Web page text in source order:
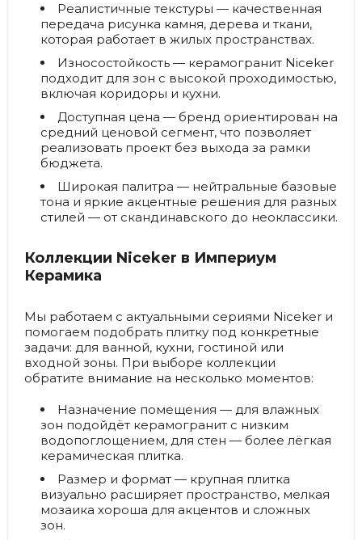
Реалистичные текстуры — качественная
передача рисунка камня, дерева и ткани,
которая работает в жилых пространствах.
Износостойкость — керамогранит Niceker
подходит для зон с высокой проходимостью,
включая коридоры и кухни.
Доступная цена — бренд ориентирован на
средний ценовой сегмент, что позволяет
реализовать проект без выхода за рамки
бюджета.
Широкая палитра — нейтральные базовые
тона и яркие акцентные решения для разных
стилей — от скандинавского до неоклассики.
Коллекции Niceker в Империум
Керамика
Мы работаем с актуальными сериями Niceker и
помогаем подобрать плитку под конкретные
задачи: для ванной, кухни, гостиной или
входной зоны. При выборе коллекции
обратите внимание на несколько моментов:
Назначение помещения — для влажных
зон подойдёт керамогранит с низким
водопоглощением, для стен — более лёгкая
керамическая плитка.
Размер и формат — крупная плитка
визуально расширяет пространство, мелкая
мозаика хороша для акцентов и сложных
зон.